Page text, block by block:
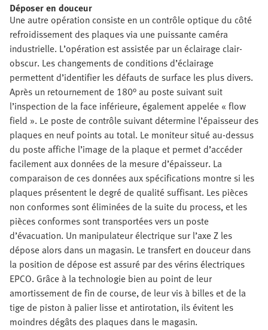
Déposer en douceur
Une autre opération consiste en un contrôle optique du côté
refroidissement des plaques via une puissante caméra
industrielle. L’opération est assistée par un éclairage clair-
obscur. Les changements de conditions d’éclairage
permettent d’identifier les défauts de surface les plus divers.
Après un retournement de 180° au poste suivant suit
l’inspection de la face inférieure, également appelée « flow
field ». Le poste de contrôle suivant détermine l’épaisseur des
plaques en neuf points au total. Le moniteur situé au-dessus
du poste affiche l’image de la plaque et permet d’accéder
facilement aux données de la mesure d’épaisseur. La
comparaison de ces données aux spécifications montre si les
plaques présentent le degré de qualité suffisant. Les pièces
non conformes sont éliminées de la suite du process, et les
pièces conformes sont transportées vers un poste
d’évacuation. Un manipulateur électrique sur l’axe Z les
dépose alors dans un magasin. Le transfert en douceur dans
la position de dépose est assuré par des vérins électriques
EPCO. Grâce à la technologie bien au point de leur
amortissement de fin de course, de leur vis à billes et de la
tige de piston à palier lisse et antirotation, ils évitent les
moindres dégâts des plaques dans le magasin.